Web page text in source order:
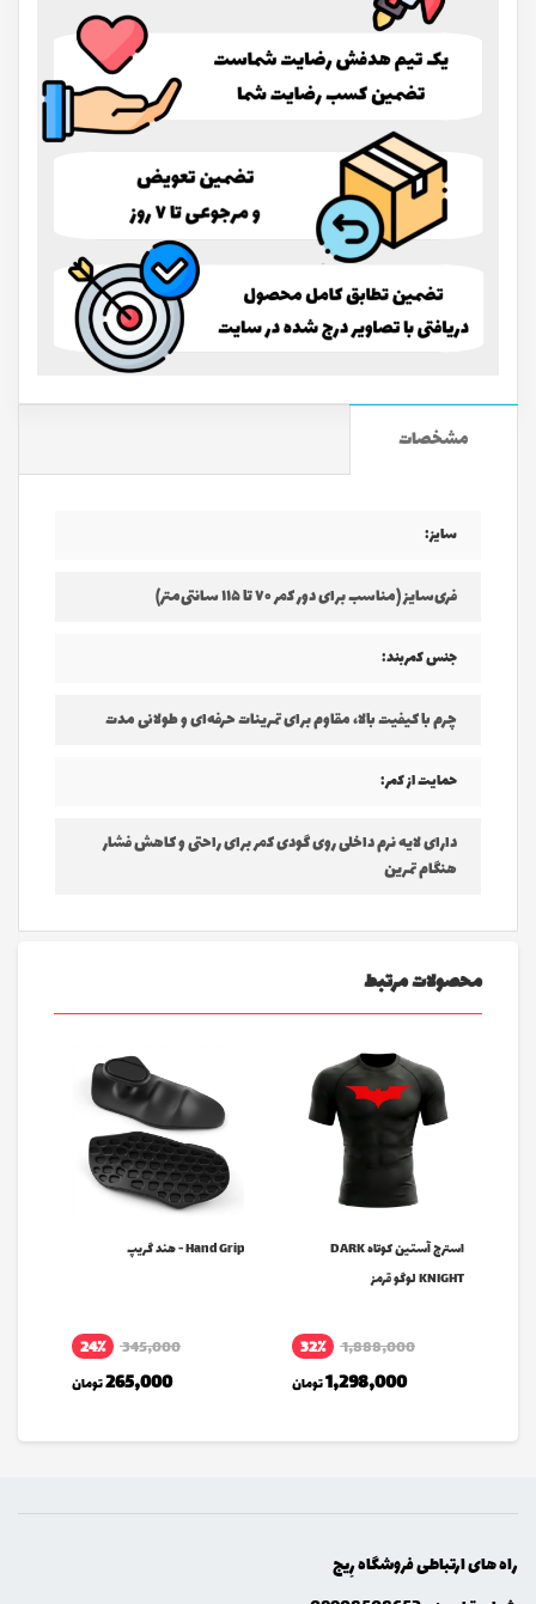
مشخصات
سایز:
فری‌سایز (مناسب برای دور کمر ۷۰ تا ۱۱۵ سانتی‌متر)
جنس کمربند:
چرم با کیفیت بالا، مقاوم برای تمرینات حرفه‌ای و طولانی مدت
حمایت از کمر:
دارای لایه نرم داخلی روی گودی کمر برای راحتی و کاهش فشار
هنگام تمرین
محصولات مرتبط
استرج آستین کوتاه DARK
KNIGHT لوگو قرمز
1,888,000 32٪
1,298,000تومان
Hand Grip - هند گریپ
345,000 24٪
265,000تومان
راه های ارتباطی فروشگاه رِيج